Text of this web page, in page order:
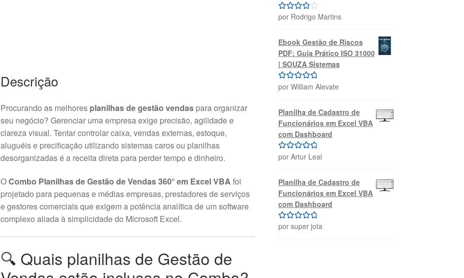
Descrição
Procurando as melhores planilhas de gestão vendas para organizar
seu negócio? Gerenciar uma empresa exige precisão, agilidade e
clareza visual. Tentar controlar caixa, vendas externas, estoque,
aluguéis e precificação utilizando sistemas caros ou planilhas
desorganizadas é a receita direta para perder tempo e dinheiro.
OCombo Planilhas de Gestão de Vendas 360° em Excel VBA foi
projetado para pequenas e médias empresas, prestadores de serviços
e gestores comerciais que exigem a potência analítica de um software
complexo aliada à simplicidade do Microsoft Excel.
🔍 Quais planilhas de Gestão de
Avaliação
por Rodrigo Martins
Ebook Gestão de Riscos
PDF: Guia Prático ISO 31000
| SOUZA Sistemas
Avaliação5
por William Alevate
Planilha de Cadastro de
Funcionários em Excel VBA
com Dashboard
Avaliação 5
por Artur Leal
Planilha de Cadastro de
Funcionários em Excel VBA
com Dashboard
Avaliação5
por super jota